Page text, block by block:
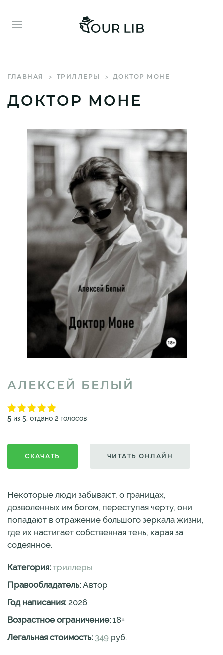
ГЛАВНАЯ ТРИЛЛЕРЫ ДОКТОР МОНЕ
ДОКТОР МОНЕ
АЛЕКСЕЙ БЕЛЫЙ
5 из 5, отдано 2 голосов
СКАЧАТЬ ЧИТАТЬ ОНЛАЙН
Некоторые люди забывают, о границах,
дозволенных им богом, переступая черту, они
попадают в отражение большого зеркала жизни,
где их настигает собственная тень, карая за
содеянное.
Категория: триллеры
Правообладатель: Автор
Год написания: 2026
Возрастное ограничение: 18+
Легальная стоимость: 349 руб.